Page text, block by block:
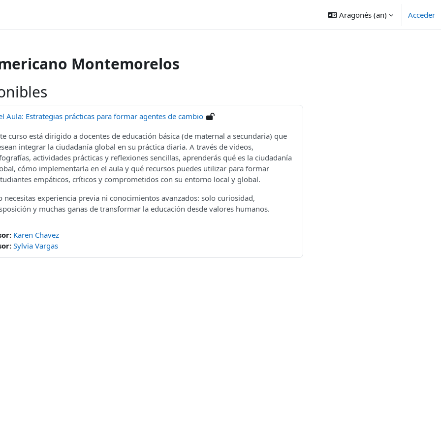
Aragonés ‎(an)‎ Acceder
Montemorelos
Aula: Estrategias prácticas para formar agentes de cambio
curso está dirigido a docentes de educación básica (de maternal a secundaria) que
integrar la ciudadanía global en su práctica diaria. A través de videos,
actividades prácticas y reflexiones sencillas, aprenderás qué es la ciudadanía
cómo implementarla en el aula y qué recursos puedes utilizar para formar
empáticos, críticos y comprometidos con su entorno local y global.
necesitas experiencia previa ni conocimientos avanzados: solo curiosidad,
y muchas ganas de transformar la educación desde valores humanos.
Karen Chavez
Sylvia Vargas